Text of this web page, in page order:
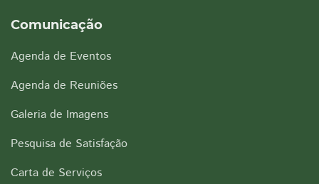
Comunicação
Agenda de Eventos
Agenda de Reuniões
Galeria de Imagens
Pesquisa de Satisfação
Carta de Serviços